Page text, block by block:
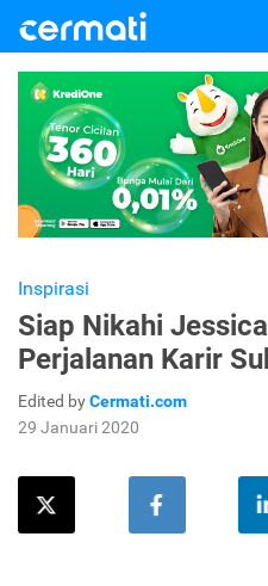
Inspirasi
Siap Nikahi
Perjalanan Karir
Edited byCermati.com
29 Januari 2020